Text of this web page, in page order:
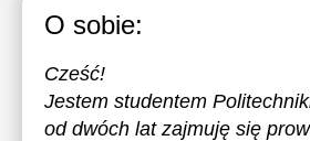
O sobie:
Cześć!
Jestem studentem
od dwóch lat zajmuję się